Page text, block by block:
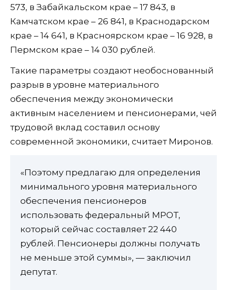
573, в Забайкальском крае – 17 843, в
Камчатском крае – 26 841, в Краснодарском
крае – 14 641, в Красноярском крае – 16 928, в
Пермском крае – 14 030 рублей.
Такие параметры создают необоснованный
разрыв в уровне материального
обеспечения между экономически
активным населением и пенсионерами, чей
трудовой вклад составил основу
современной экономики, считает Миронов.
«Поэтому предлагаю для определения
минимального уровня материального
обеспечения пенсионеров
использовать федеральный МРОТ,
который сейчас составляет 22 440
рублей. Пенсионеры должны получать
не меньше этой суммы», — заключил
депутат.